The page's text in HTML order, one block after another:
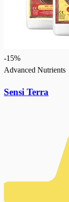
-15%
Advanced Nutrients
Sensi Terra